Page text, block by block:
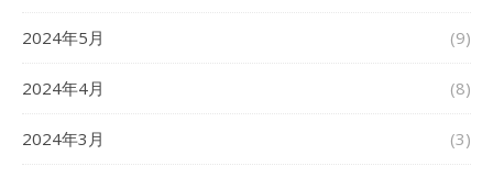
2024年5月 (9)
2024年4月 (8)
2024年3月 (3)